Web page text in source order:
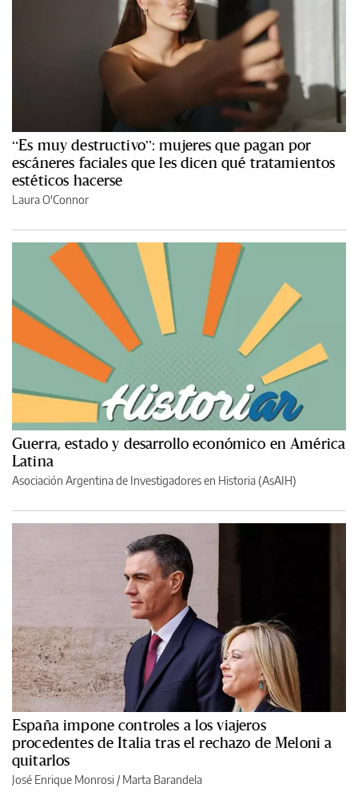
“Es muy destructivo”: mujeres que pagan por
escáneres faciales que les dicen qué tratamientos
estéticos hacerse
Laura O'Connor
Guerra, estado y desarrollo económico en América
Latina
Asociación Argentina de Investigadores en Historia (AsAIH)
España impone controles a los viajeros
procedentes de Italia tras el rechazo de Meloni a
quitarlos
José Enrique Monrosi / Marta Barandela